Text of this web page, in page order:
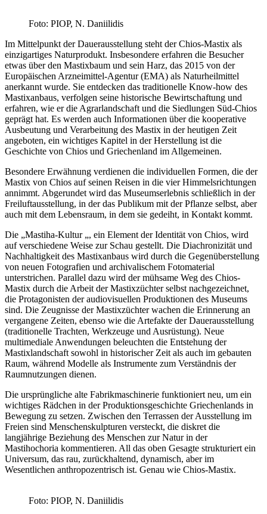
Foto: PIOP, N. Daniilidis
Im Mittelpunkt der Dauerausstellung steht der Chios-Mastix als
einzigartiges Naturprodukt. Insbesondere erfahren die Besucher
etwas über den Mastixbaum und sein Harz, das 2015 von der
Europäischen Arzneimittel-Agentur (EMA) als Naturheilmittel
anerkannt wurde. Sie entdecken das traditionelle Know-how des
Mastixanbaus, verfolgen seine historische Bewirtschaftung und
erfahren, wie er die Agrarlandschaft und die Siedlungen Süd-Chios
geprägt hat. Es werden auch Informationen über die kooperative
Ausbeutung und Verarbeitung des Mastix in der heutigen Zeit
angeboten, ein wichtiges Kapitel in der Herstellung ist die
Geschichte von Chios und Griechenland im Allgemeinen.
Besondere Erwähnung verdienen die individuellen Formen, die der
Mastix von Chios auf seinen Reisen in die vier Himmelsrichtungen
annimmt. Abgerundet wird das Museumserlebnis schließlich in der
Freiluftausstellung, in der das Publikum mit der Pflanze selbst, aber
auch mit dem Lebensraum, in dem sie gedeiht, in Kontakt kommt.
Die „Mastiha-Kultur „, ein Element der Identität von Chios, wird
auf verschiedene Weise zur Schau gestellt. Die Diachronizität und
Nachhaltigkeit des Mastixanbaus wird durch die Gegenüberstellung
von neuen Fotografien und archivalischem Fotomaterial
unterstrichen. Parallel dazu wird der mühsame Weg des Chios-
Mastix durch die Arbeit der Mastixzüchter selbst nachgezeichnet,
die Protagonisten der audiovisuellen Produktionen des Museums
sind. Die Zeugnisse der Mastixzüchter wachen die Erinnerung an
vergangene Zeiten, ebenso wie die Artefakte der Dauerausstellung
(traditionelle Trachten, Werkzeuge und Ausrüstung). Neue
multimediale Anwendungen beleuchten die Entstehung der
Mastixlandschaft sowohl in historischer Zeit als auch im gebauten
Raum, während Modelle als Instrumente zum Verständnis der
Raumnutzungen dienen.
Die ursprüngliche alte Fabrikmaschinerie funktioniert neu, um ein
wichtiges Rädchen in der Produktionsgeschichte Griechenlands in
Bewegung zu setzen. Zwischen den Terrassen der Ausstellung im
Freien sind Menschenskulpturen versteckt, die diskret die
langjährige Beziehung des Menschen zur Natur in der
Mastihochoria kommentieren. All das oben Gesagte strukturiert ein
Universum, das rau, zurückhaltend, dynamisch, aber im
Wesentlichen anthropozentrisch ist. Genau wie Chios-Mastix.
Foto: PIOP, N. Daniilidis